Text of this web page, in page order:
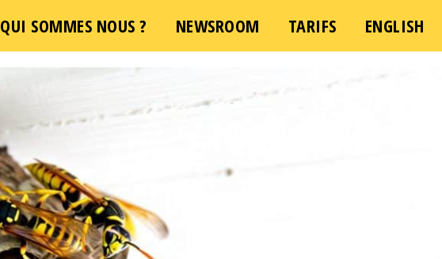
QUI SOMMES NOUS ? NEWSROOM TARIFS ENGLISH